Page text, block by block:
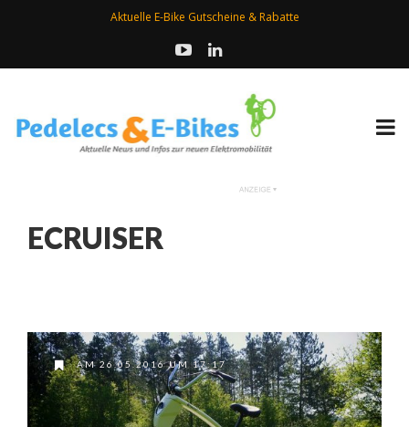
Aktuelle E-Bike Gutscheine & Rabatte
ECRUISER
AM 26.05.2016 UM 17:17